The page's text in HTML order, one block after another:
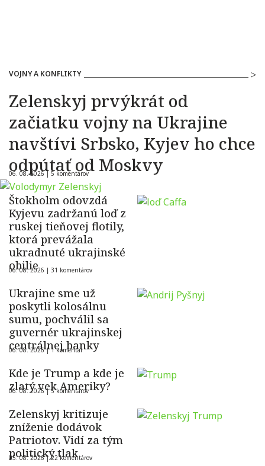
VOJNY A KONFLIKTY
Zelenskyj prvýkrát od
začiatku vojny na Ukrajine
navštívi Srbsko, Kyjev ho chce
odpútať od Moskvy
06. 08. 2026 | 5 komentárov
Štokholm odovzdá
Kyjevu zadržanú loď z
ruskej tieňovej flotily,
ktorá prevážala
ukradnuté ukrajinské
obilie
06. 08. 2026 | 31 komentárov
Ukrajine sme už
poskytli kolosálnu
sumu, pochválil sa
guvernér ukrajinskej
centrálnej banky
06. 08. 2026 |1 komentár
Kde je Trump a kde je
zlatý vek Ameriky?
06. 08. 2026 |5 komentárov
Zelenskyj kritizuje
zníženie dodávok
Patriotov. Vidí za tým
politický tlak
05. 08. 2026 |22 komentárov